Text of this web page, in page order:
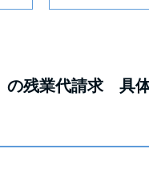
の残業代請求 具